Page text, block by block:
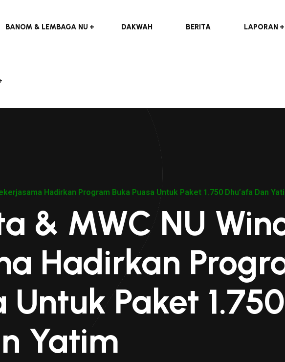
BANOM & LEMBAGA NU DAKWAH BERITA LAPORAN
Hadirkan Program Buka Puasa Untuk Paket 1.750 Dhu’afa Dan
& MWC NU
Hadirkan
Untuk Paket 1.750
Yatim